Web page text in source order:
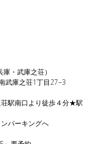
・武庫之荘）
之荘1丁目27−3
南口より徒歩４分★駅
ーキングへ